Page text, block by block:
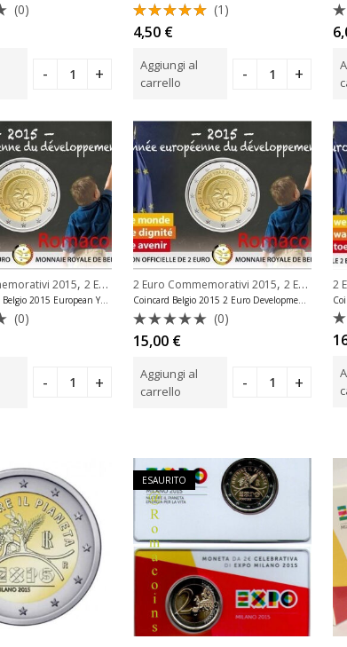
(0)
Valutato
5.00 su 5
(1)
4,50 €
Aggiungi al
carrello
0
5
2015, 2 Euro Commemorativi Belgio
Coincard 2 Euro Belgio 2015 European Year Development Casuale
(0)
2 Euro Commemorativi 2015, 2 Euro Commemorativi Belgio
Coincard Belgio 2015 2 Euro Development Francese
Valutato
0
5
(0)
15,00 €
Aggiungi al
carrello
2
0
5
ESAURITO